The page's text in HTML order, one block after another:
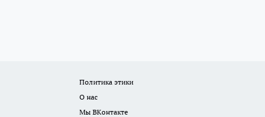
Политика этики
О нас
Мы ВКонтакте